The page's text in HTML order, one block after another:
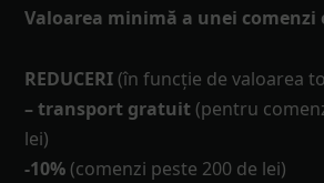
Valoarea minimă a unei comenzi
REDUCERI (în funcţie de valoarea
– transport gratuit (pentru
lei)
-10% (comenzi peste 200 de lei)